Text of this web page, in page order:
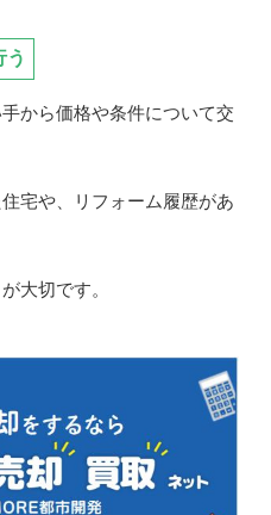
から価格や条件について交
宅や、リフォーム履歴があ
大切です。